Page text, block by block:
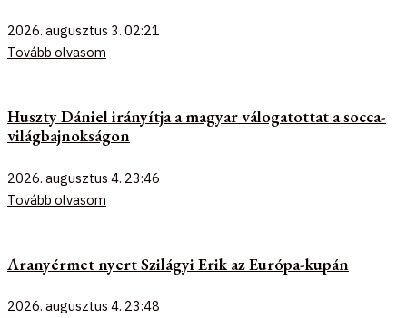
2026. augusztus 3. 02:21
Tovább olvasom
Huszty Dániel irányítja a magyar válogatottat a socca-
világbajnokságon
2026. augusztus 4. 23:46
Tovább olvasom
Aranyérmet nyert Szilágyi Erik az Európa-kupán
2026. augusztus 4. 23:48